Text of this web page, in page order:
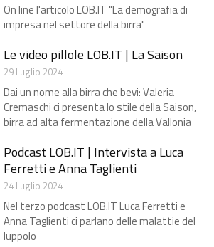
On line l'articolo LOB.IT "La demografia di
impresa nel settore della birra"
Le video pillole LOB.IT | La Saison
29 Luglio 2024
Dai un nome alla birra che bevi: Valeria
Cremaschi ci presenta lo stile della Saison,
birra ad alta fermentazione della Vallonia
Podcast LOB.IT | Intervista a Luca
Ferretti e Anna Taglienti
24 Luglio 2024
Nel terzo podcast LOB.IT Luca Ferretti e
Anna Taglienti ci parlano delle malattie del
luppolo